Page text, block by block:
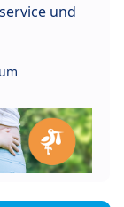
und